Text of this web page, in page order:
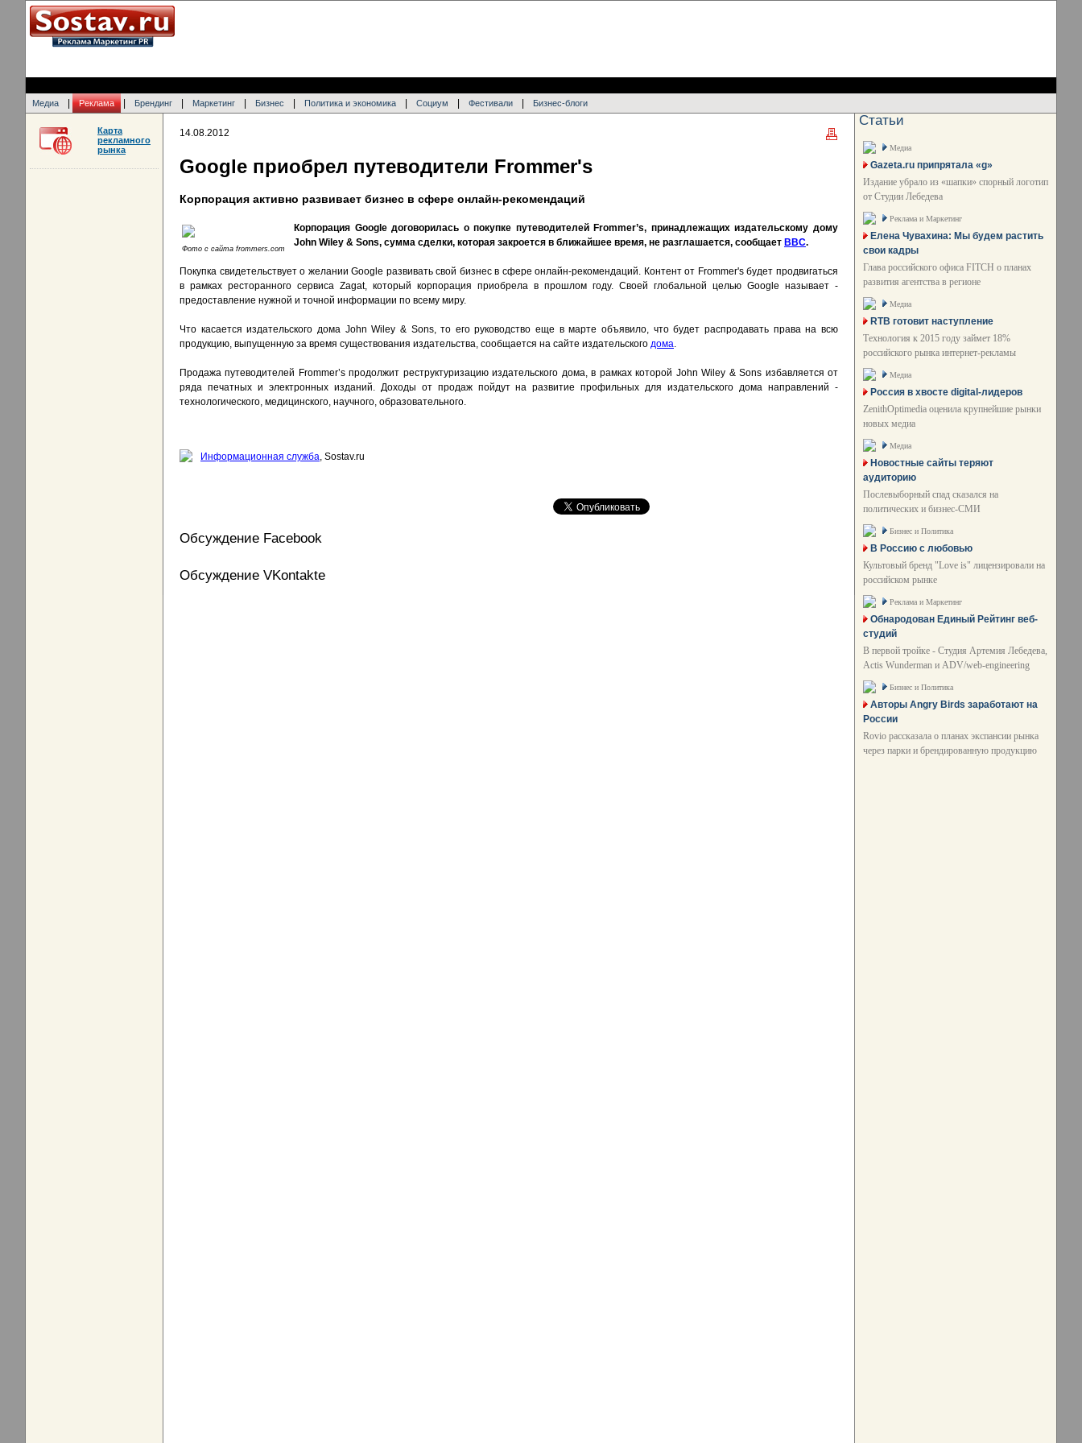
Медиа Реклама Брендинг Маркетинг Бизнес Политика и экономика Социум Фестивали Бизнес-блоги
14.08.2012
Google приобрел путеводители Frommer's
Корпорация активно развивает бизнес в сфере онлайн-рекомендаций
Фото с сайта frommers.com
Корпорация Google договорилась о покупке путеводителей Frommer’s, принадлежащих издательскому дому
John Wiley & Sons, сумма сделки, которая закроется в ближайшее время, не разглашается, сообщает BBC.
Покупка свидетельствует о желании Google развивать свой бизнес в сфере онлайн-рекомендаций. Контент от Frommer's будет продвигаться
в рамках ресторанного сервиса Zagat, который корпорация приобрела в прошлом году. Своей глобальной целью Google называет -
предоставление нужной и точной информации по всему миру.
Что касается издательского дома John Wiley & Sons, то его руководство еще в марте объявило, что будет распродавать права на всю
продукцию, выпущенную за время существования издательства, сообщается на сайте издательского дома.
Продажа путеводителей Frommer’s продолжит реструктуризацию издательского дома, в рамках которой John Wiley & Sons избавляется от
ряда печатных и электронных изданий. Доходы от продаж пойдут на развитие профильных для издательского дома направлений -
технологического, медицинского, научного, образовательного.
Информационная служба, Sostav.ru
Обсуждение Facebook
Обсуждение VKontakte
Карта
рекламного
рынка
Статьи
Медиа
Gazeta.ru припрятала «g»
Издание убрало из «шапки» спорный логотип
от Студии Лебедева
Реклама и Маркетинг
Елена Чувахина: Мы будем растить
свои кадры
Глава российского офиса FITCH о планах
развития агентства в регионе
Медиа
RTB готовит наступление
Технология к 2015 году займет 18%
российского рынка интернет-рекламы
Медиа
Россия в хвосте digital-лидеров
ZenithOptimedia оценила крупнейшие рынки
новых медиа
Медиа
Новостные сайты теряют
аудиторию
Послевыборный спад сказался на
политических и бизнес-СМИ
Бизнес и Политика
В Россию с любовью
Культовый бренд "Love is" лицензировали на
российском рынке
Реклама и Маркетинг
Обнародован Единый Рейтинг веб-
студий
В первой тройке - Студия Артемия Лебедева,
Actis Wunderman и ADV/web-engineering
Бизнес и Политика
Авторы Angry Birds заработают на
России
Rovio рассказала о планах экспансии рынка
через парки и брендированную продукцию